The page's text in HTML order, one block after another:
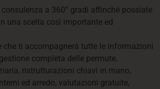
a 360° gradi affinché possiate
una scelta così importante ed
che ti accompagnerà tutte le informazioni
completa delle permute,
ristrutturazioni chiavi in mano,
ed arredo, valutazioni gratuite,